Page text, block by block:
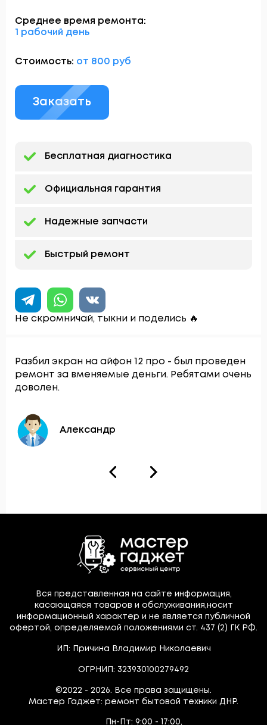
Среднее время ремонта:
1 рабочий день
Стоимость: от 800 руб
Заказать
Бесплатная диагностика
Официальная гарантия
Надежные запчасти
Быстрый ремонт
Не скромничай, тыкни и поделись 🔥
Разбил экран на айфон 12 про - был проведен
ремонт за вменяемые деньги. Ребятами очень
доволен.
Александр
Вся представленная на сайте информация,
касающаяся товаров и обслуживания,носит
информационный характер и не является публичной
офертой, определяемой положениями ст. 437 (2) ГК РФ.
ИП: Причина Владимир Николаевич
ОГРНИП: 323930100279492
©2022 - 2026. Все права защищены.
Мастер Гаджет: ремонт бытовой техники ДНР.
Пн-Пт: 9:00 - 17:00,